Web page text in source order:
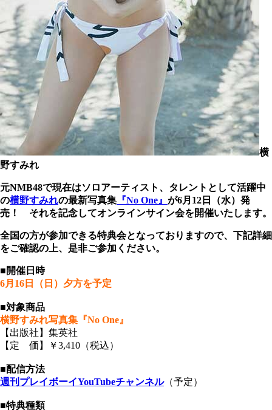
横
野すみれ
元NMB48で現在はソロアーティスト、タレントとして活躍中
の横野すみれの最新写真集 『No One』 が6月12日（水）発
売！ それを記念してオンラインサイン会を開催いたします。
全国の方が参加できる特典会となっておりますので、下記詳細
をご確認の上、是非ご参加ください。
■開催日時
6月16日（日）夕方を予定
■対象商品
横野すみれ写真集『No One』
【出版社】集英社
【定 価】￥3,410（税込）
■配信方法
週刊プレイボーイYouTubeチャンネル（予定）
■特典種類